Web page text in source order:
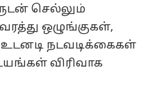
செல்லும்
ஒழுங்குகள்,
நடவடிக்கைகள்
விரிவாக